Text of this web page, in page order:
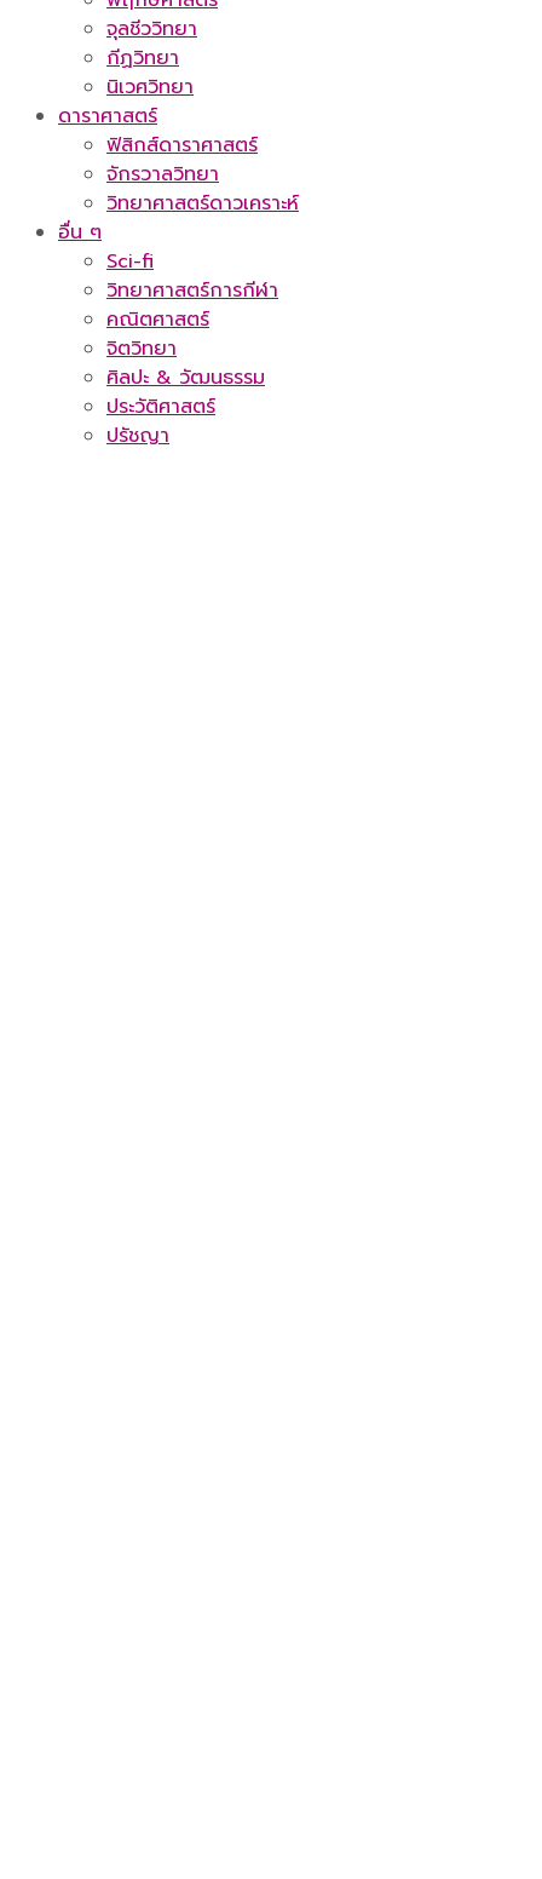
จุลชีววิทยา
กีฏวิทยา
นิเวศวิทยา
ดาราศาสตร์
ฟิสิกส์ดาราศาสตร์
จักรวาลวิทยา
วิทยาศาสตร์ดาวเคราะห์
อื่น ๆ
Sci-fi
วิทยาศาสตร์การกีฬา
คณิตศาสตร์
จิตวิทยา
ศิลปะ & วัฒนธรรม
ประวัติศาสตร์
ปรัชญา